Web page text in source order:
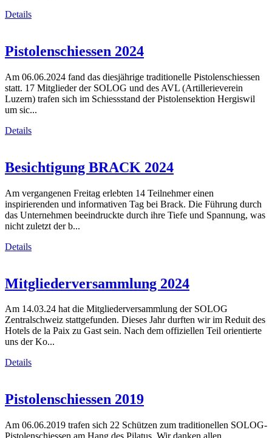
Details
Pistolenschiessen 2024
Am 06.06.2024 fand das diesjährige traditionelle Pistolenschiessen
statt. 17 Mitglieder der SOLOG und des AVL (Artillerieverein
Luzern) trafen sich im Schiessstand der Pistolensektion Hergiswil
um sic...
Details
Besichtigung BRACK 2024
Am vergangenen Freitag erlebten 14 Teilnehmer einen
inspirierenden und informativen Tag bei Brack. Die Führung durch
das Unternehmen beeindruckte durch ihre Tiefe und Spannung, was
nicht zuletzt der b...
Details
Mitgliederversammlung 2024
Am 14.03.24 hat die Mitgliederversammlung der SOLOG
Zentralschweiz stattgefunden. Dieses Jahr durften wir im Reduit des
Hotels de la Paix zu Gast sein. Nach dem offiziellen Teil orientierte
uns der Ko...
Details
Pistolenschiessen 2019
Am 06.06.2019 trafen sich 22 Schützen zum traditionellen SOLOG-